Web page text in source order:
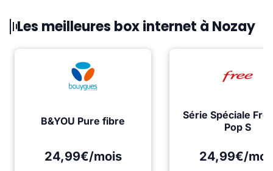
Les meilleures box internet à Nozay
B&YOU Pure fibre
24,99€/mois
Série Spéciale
Pop S
24,99€/